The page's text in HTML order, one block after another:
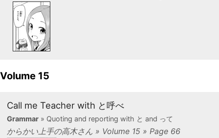
Volume 15
Call me Teacher with と呼べ
Grammar» Quoting and reporting with と and って
からかい上手の高木さん » Volume 15 » Page 66